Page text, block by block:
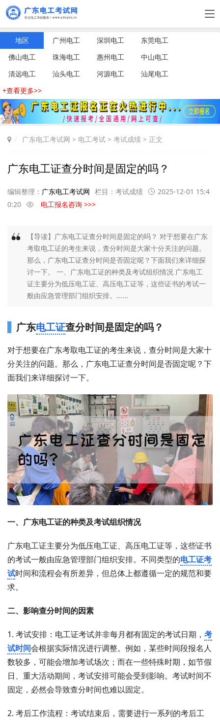
地区 广州电工 深圳电工
东莞电工
佛山电工
珠海电工 惠州电工
中山电工
清远电工
汕头电工 河源电工
汕尾电工
+查看更多>>
广东电工考试网 > 电工考试 > 考试成绩 > 正文
广东电工证查分时间是固定的吗？
编辑整理： 广东电工考试网 栏目： 考试成绩
2025-12-01 15:4
0:20
电工报名咨询 >>>
【导读】广东电工证查分时间是固定的吗？ 对于想要在广东
考取电工证的考生来说，查分时间是大家十分关注的问题。
那么，广东电工证查分时间是否固定呢？下面我们来详细探
讨一下。 一、广东电工证的种类及考试组织情况 广东电工
证主要分为低压电工证、高压电工证等，这些证书的考试一
般由应急管理部门组织安排。......
广东电工证查分时间是固定的吗？
对于想要在广东考取电工证的考生来说，查分时间是大家十
分关注的问题。那么，广东电工证查分时间是否固定呢？下
面我们来详细探讨一下。
一、广东电工证的种类及考试组织情况
广东电工证主要分为低压电工证、高压电工证等，这些证书
的考试一般由应急管理部门组织安排。不同类型的电工证考
试时间和流程会有所差异，但总体上都遵循一定的规范和要
求。
二、影响查分时间的因素
1. 考试安排：电工证考试并非每月都有固定的考试日期， 考
试时间会根据实际情况进行调整。例如，某些时间段报名人
数较多，可能会增加考试场次；而在一些特殊时期，如节假
日、重大活动期间，考试安排可能会受到影响。考试时间不
固定，必然会导致查分时间也难以固定。
2. 考后工作流程：考试结束后，需要进行一系列的考后工